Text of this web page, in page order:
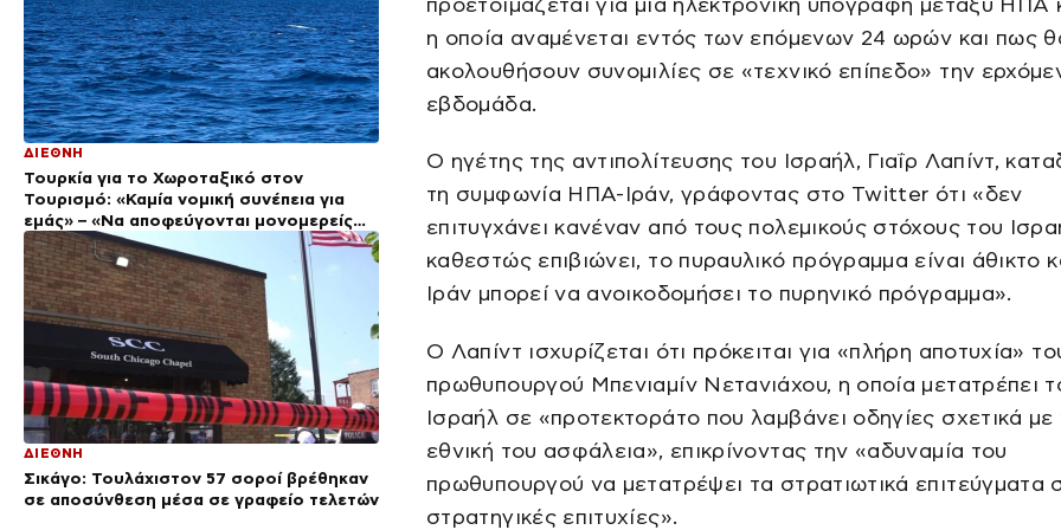
ΔΙΕΘΝΗ
Τουρκία για το Χωροταξικό στον
Τουρισμό: «Καμία νομική συνέπεια για
εμάς» – «Να αποφεύγονται μονομερείς
ενέργειες στο Αιγαίο»
ΔΙΕΘΝΗ
Σικάγο: Τουλάχιστον 57 σοροί βρέθηκαν
σε αποσύνθεση μέσα σε γραφείο τελετών
η οποία αναμένεται εντός των επόμενων 24 ωρών και πως
ακολουθήσουν συνομιλίες σε «τεχνικό επίπεδο» την
εβδομάδα.
Ο ηγέτης της αντιπολίτευσης του Ισραήλ, Γιαΐρ Λαπίντ,
τη συμφωνία ΗΠΑ-Ιράν, γράφοντας στο Twitter ότι «δεν
επιτυγχάνει κανέναν από τους πολεμικούς στόχους του
καθεστώς επιβιώνει, το πυραυλικό πρόγραμμα είναι άθικτο
Ιράν μπορεί να ανοικοδομήσει το πυρηνικό πρόγραμμα».
Ο Λαπίντ ισχυρίζεται ότι πρόκειται για «πλήρη αποτυχία»
πρωθυπουργού Μπενιαμίν Νετανιάχου, η οποία μετατρέπει
Ισραήλ σε «προτεκτοράτο που λαμβάνει οδηγίες σχετικά με
εθνική του ασφάλεια», επικρίνοντας την «αδυναμία του
πρωθυπουργού να μετατρέψει τα στρατιωτικά επιτεύγματα
στρατηγικές επιτυχίες».